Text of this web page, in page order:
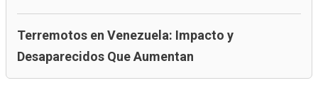
Terremotos en Venezuela: Impacto y
Desaparecidos Que Aumentan